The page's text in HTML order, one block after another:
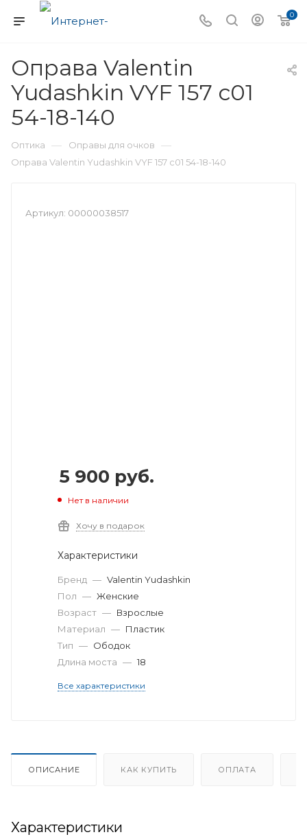
0
Оправа Valentin
Yudashkin VYF 157 с01
54-18-140
Оптика — Оправы для очков —
Оправа Valentin Yudashkin VYF 157 с01 54-18-140
Артикул: 00000038517
5 900 руб.
Нет в наличии
Хочу в подарок
Характеристики
Бренд — Valentin Yudashkin
Пол — Женские
Возраст — Взрослые
Материал — Пластик
Тип — Ободок
Длина моста — 18
Все характеристики
ОПИСАНИЕ КАК КУПИТЬ ОПЛАТА
Характеристики